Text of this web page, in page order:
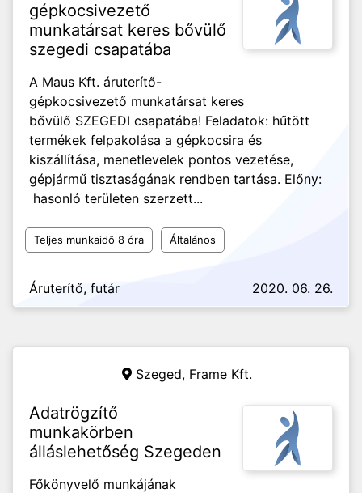
gépkocsivezető
munkatársat keres bővülő
szegedi csapatába
A Maus Kft. áruterítő-
gépkocsivezető munkatársat keres
bővülő SZEGEDI csapatába! Feladatok: hűtött
termékek felpakolása a gépkocsira és
kiszállítása, menetlevelek pontos vezetése,
gépjármű tisztaságának rendben tartása. Előny:
hasonló területen szerzett...
Teljes munkaidő 8 óra Általános
Áruterítő, futár 2020. 06. 26.
Szeged, Frame Kft.
Adatrögzítő
munkakörben
álláslehetőség Szegeden
Főkönyvelő munkájának